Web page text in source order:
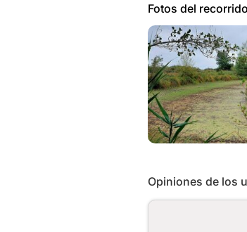
Fotos del recorrido
Opiniones de los